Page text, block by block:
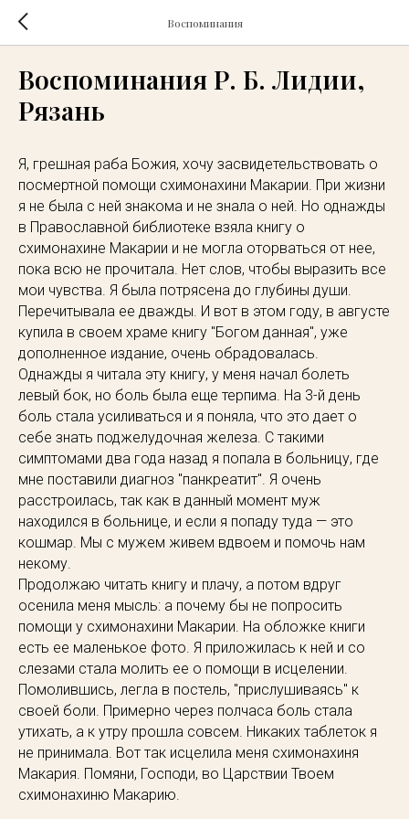
Воспоминания
Воспоминания Р. Б. Лидии,
Рязань
Я, грешная раба Божия, хочу засвидетельствовать о
посмертной помощи схимонахини Макарии. При жизни
я не была с ней знакома и не знала о ней. Но однажды
в Православной библиотеке взяла книгу о
схимонахине Макарии и не могла оторваться от нее,
пока всю не прочитала. Нет слов, чтобы выразить все
мои чувства. Я была потрясена до глубины души.
Перечитывала ее дважды. И вот в этом году, в августе
купила в своем храме книгу "Богом данная", уже
дополненное издание, очень обрадовалась.
Однажды я читала эту книгу, у меня начал болеть
левый бок, но боль была еще терпима. На 3-й день
боль стала усиливаться и я поняла, что это дает о
себе знать поджелудочная железа. С такими
симптомами два года назад я попала в больницу, где
мне поставили диагноз "панкреатит". Я очень
расстроилась, так как в данный момент муж
находился в больнице, и если я попаду туда — это
кошмар. Мы с мужем живем вдвоем и помочь нам
некому.
Продолжаю читать книгу и плачу, а потом вдруг
осенила меня мысль: а почему бы не попросить
помощи у схимонахини Макарии. На обложке книги
есть ее маленькое фото. Я приложилась к ней и со
слезами стала молить ее о помощи в исцелении.
Помолившись, легла в постель, "прислушиваясь" к
своей боли. Примерно через полчаса боль стала
утихать, а к утру прошла совсем. Никаких таблеток я
не принимала. Вот так исцелила меня схимонахиня
Макария. Помяни, Господи, во Царствии Твоем
схимонахиню Макарию.